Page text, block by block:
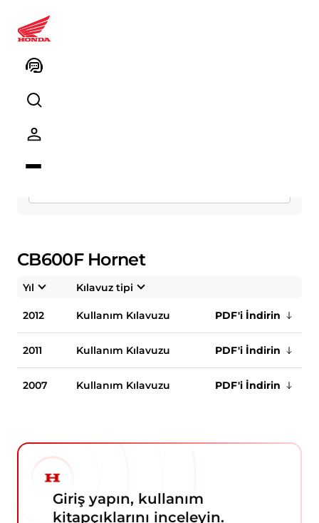
Kullanım Kitapçıkları
Segment
CB600F Hornet
Yıl Kılavuz tipi
2012 Kullanım Kılavuzu PDF'i İndirin
2011 Kullanım Kılavuzu PDF'i İndirin
2007 Kullanım Kılavuzu PDF'i İndirin
Giriş yapın, kullanım
kitapçıklarını inceleyin.